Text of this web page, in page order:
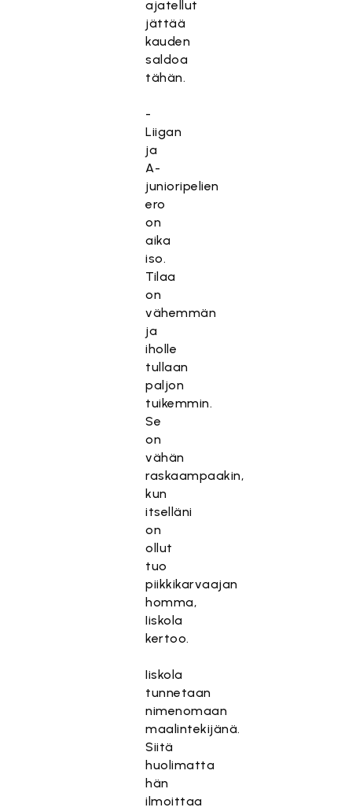
ajatellut
jättää
kauden
saldoa
tähän.
-
Liigan
ja
A-
junioripelien
ero
on
aika
iso.
Tilaa
on
vähemmän
ja
iholle
tullaan
paljon
tuikemmin.
Se
on
vähän
raskaampaakin,
kun
itselläni
on
ollut
tuo
piikkikarvaajan
homma,
Iiskola
kertoo.
Iiskola
tunnetaan
nimenomaan
maalintekijänä.
Siitä
huolimatta
hän
ilmoittaa